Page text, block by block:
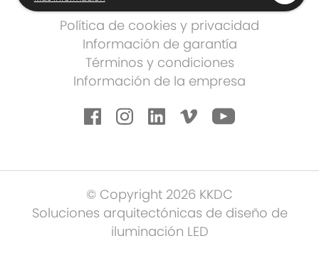
Política de cookies y privacidad
Información de garantía
Términos y condiciones
Información de la empresa
© Copyright 2026 KKDC
Soluciones arquitectónicas de diseño de
iluminación LED